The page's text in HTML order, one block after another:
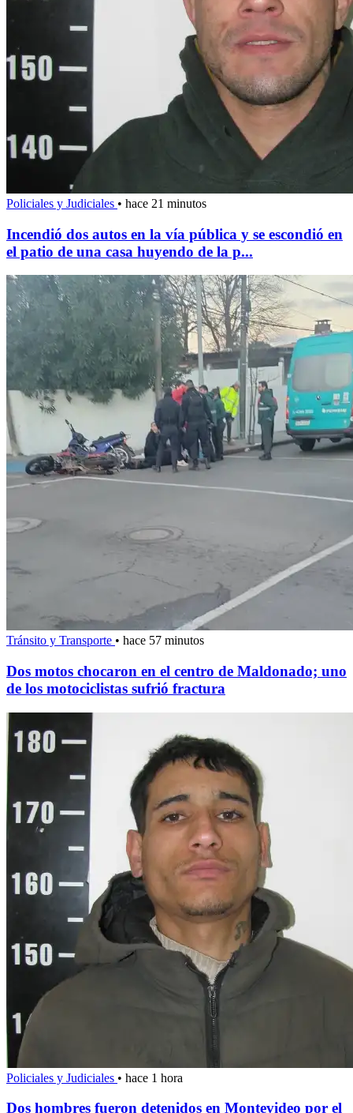
Policiales y Judiciales • hace 21 minutos
Incendió dos autos en la vía pública y se escondió en
el patio de una casa huyendo de la p...
Tránsito y Transporte • hace 57 minutos
Dos motos chocaron en el centro de Maldonado; uno
de los motociclistas sufrió fractura
Policiales y Judiciales • hace 1 hora
Dos hombres fueron detenidos en Montevideo por el